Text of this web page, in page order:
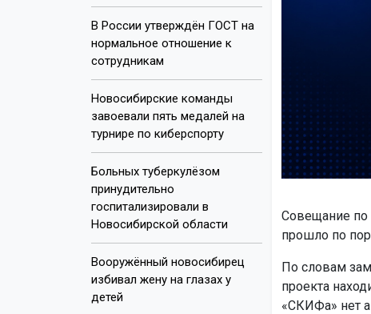
В России утверждён ГОСТ на
нормальное отношение к
сотрудникам
Новосибирские команды
завоевали пять медалей на
турнире по киберспорту
Больных туберкулёзом
принудительно
госпитализировали в
Новосибирской области
Вооружённый новосибирец
избивал жену на глазах у
детей
Совещание по
прошло по
По словам
проекта
«СКИФа» нет